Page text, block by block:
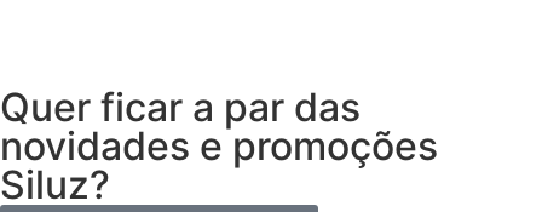
Quer ficar a par das
novidades e promoções
Siluz?